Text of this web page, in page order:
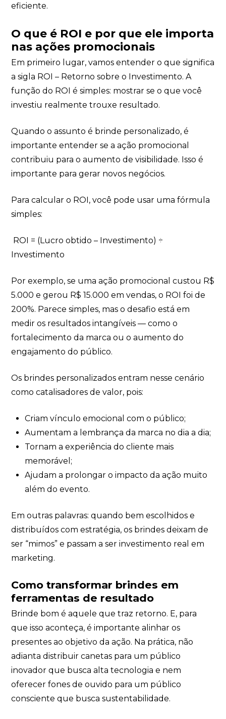
eficiente.
O que é ROI e por que ele importa
nas ações promocionais
Em primeiro lugar, vamos entender o que significa
a sigla ROI – Retorno sobre o Investimento. A
função do ROI é simples: mostrar se o que você
investiu realmente trouxe resultado.
Quando o assunto é brinde personalizado, é
importante entender se a ação promocional
contribuiu para o aumento de visibilidade. Isso é
importante para gerar novos negócios.
Para calcular o ROI, você pode usar uma fórmula
simples:
ROI = (Lucro obtido – Investimento) ÷
Investimento
Por exemplo, se uma ação promocional custou R$
5.000 e gerou R$ 15.000 em vendas, o ROI foi de
200%. Parece simples, mas o desafio está em
medir os resultados intangíveis — como o
fortalecimento da marca ou o aumento do
engajamento do público.
Os brindes personalizados entram nesse cenário
como catalisadores de valor, pois:
Criam vínculo emocional com o público;
Aumentam a lembrança da marca no dia a dia;
Tornam a experiência do cliente mais
memorável;
Ajudam a prolongar o impacto da ação muito
além do evento.
Em outras palavras: quando bem escolhidos e
distribuídos com estratégia, os brindes deixam de
ser “mimos” e passam a ser investimento real em
marketing.
Como transformar brindes em
ferramentas de resultado
Brinde bom é aquele que traz retorno. E, para
que isso aconteça, é importante alinhar os
presentes ao objetivo da ação. Na prática, não
adianta distribuir canetas para um público
inovador que busca alta tecnologia e nem
oferecer fones de ouvido para um público
consciente que busca sustentabilidade.